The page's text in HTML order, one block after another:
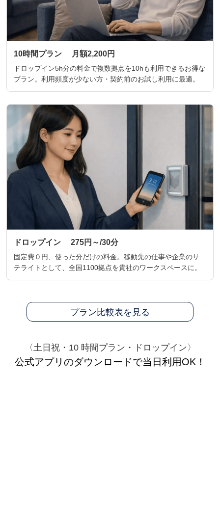
10時間プラン 月額2,200円
ドロップイン5h分の料金で複数拠点を10hも利用できるお得な
プラン。利用頻度が少ない方・契約前のお試し利用に最適。
ドロップイン 275円～/30分
固定費０円、使った分だけの料金。移動先の仕事や企業のサ
テライトとして、全国1100拠点を貴社のワークスペースに。
プラン比較表を見る
〈土日祝・10 時間プラン・ドロップイン〉
公式アプリのダウンロードで当日利用OK！